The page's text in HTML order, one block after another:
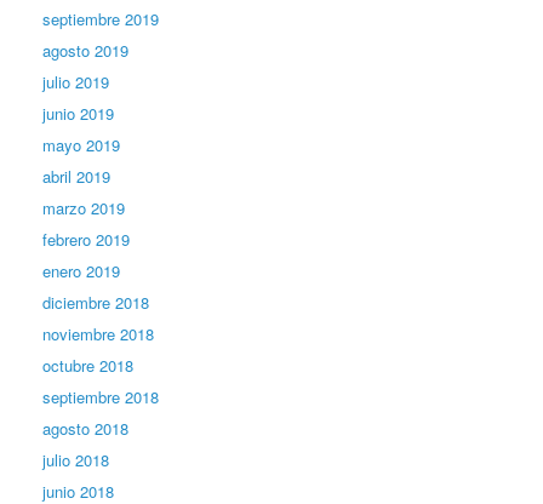
septiembre 2019
agosto 2019
julio 2019
junio 2019
mayo 2019
abril 2019
marzo 2019
febrero 2019
enero 2019
diciembre 2018
noviembre 2018
octubre 2018
septiembre 2018
agosto 2018
julio 2018
junio 2018